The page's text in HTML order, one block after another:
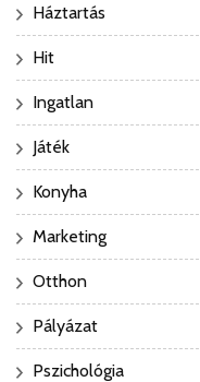
Háztartás
Hit
Ingatlan
Játék
Konyha
Marketing
Otthon
Pályázat
Pszichológia